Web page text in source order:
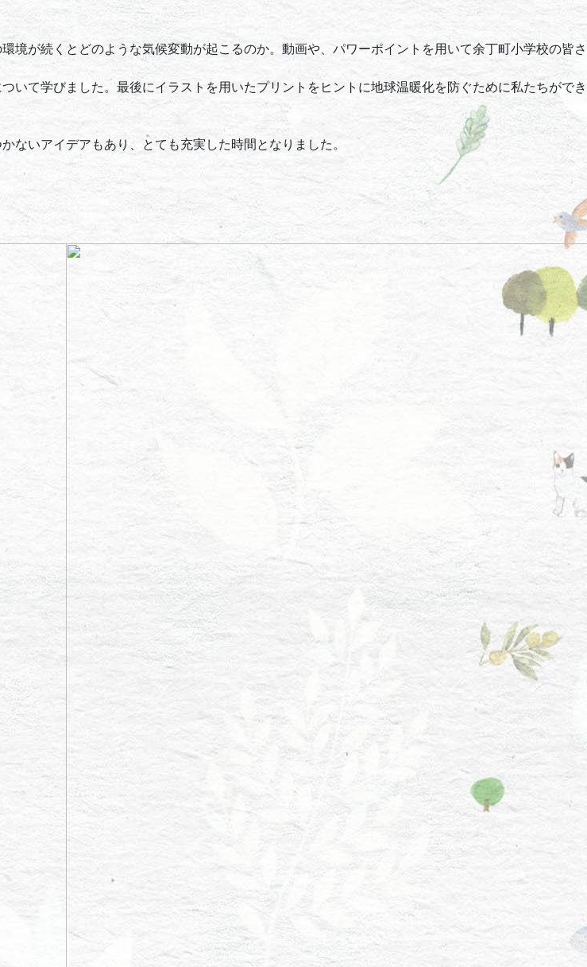
が続くとどのような気候変動が起こるのか。動画や、パワーポイントを用いて余丁町小学校の皆さ
て学びました。最後にイラストを用いたプリントをヒントに地球温暖化を防ぐために私たちができ
ないアイデアもあり、とても充実した時間となりました。